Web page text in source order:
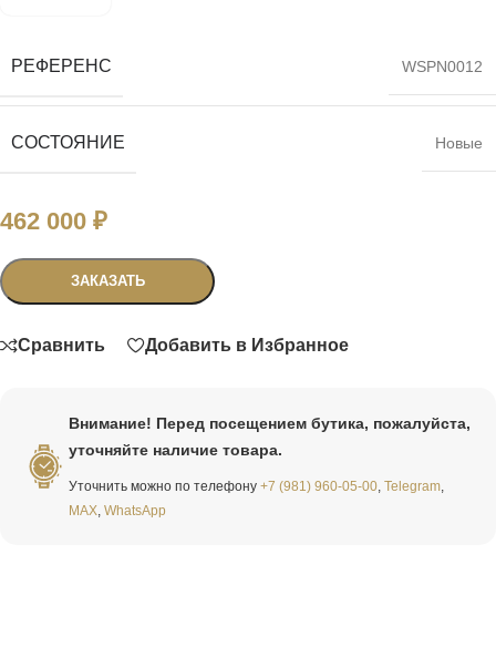
РЕФЕРЕНС WSPN0012
СОСТОЯНИЕ Новые
462 000 ₽
ЗАКАЗАТЬ
Сравнить Добавить в Избранное
Внимание! Перед посещением бутика, пожалуйста,
уточняйте наличие товара.
Уточнить можно по телефону +7 (981) 960-05-00, Telegram,
MAX, WhatsApp